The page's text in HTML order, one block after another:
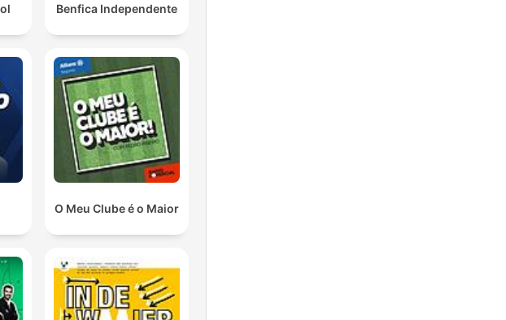
Benfica Independente
O Meu Clube é o Maior